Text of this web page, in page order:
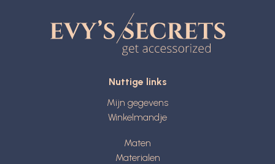
Nuttige links
Mijn gegevens
Winkelmandje
Maten
Materialen